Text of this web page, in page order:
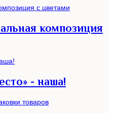
композиция
- наша!